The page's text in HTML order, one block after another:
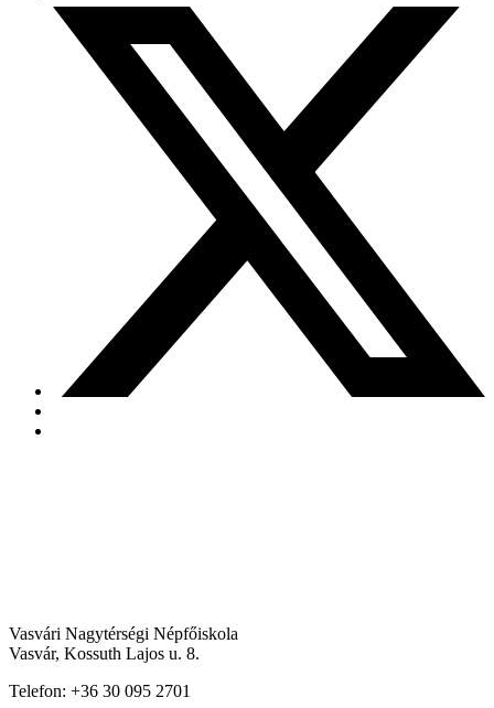
Vasvári Nagytérségi Népfőiskola
Vasvár, Kossuth Lajos u. 8.
Telefon: +36 30 095 2701